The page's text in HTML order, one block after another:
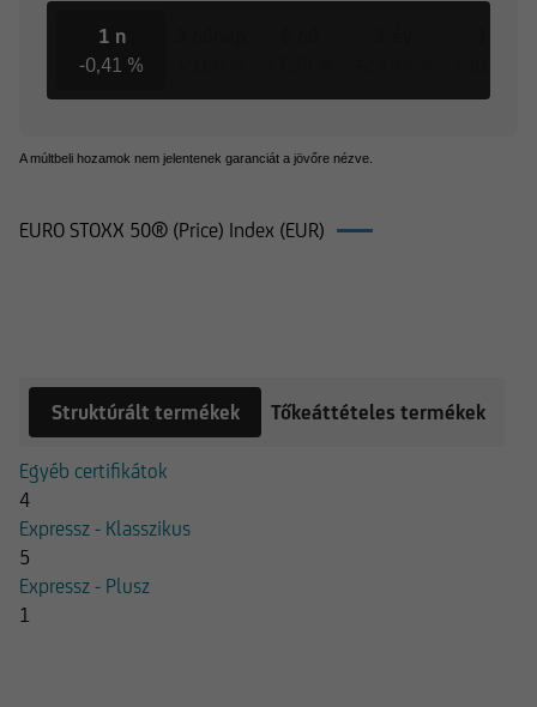
1 n
-0,41 %
A múltbeli hozamok nem jelentenek garanciát a jövőre nézve.
EURO STOXX 50® (Price) Index (EUR)
Struktúrált termékek Tőkeáttételes termékek
Egyéb certifikátok
4
Expressz - Klasszikus
5
Expressz - Plusz
1